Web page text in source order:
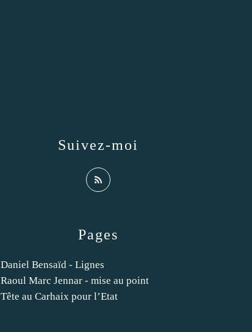
Pages
Daniel Bensaïd - Lignes
Raoul Marc Jennar - mise au point
Tête au Carhaix pour l’Etat
Suivez-moi